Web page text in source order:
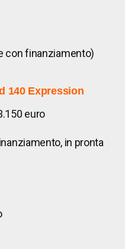
con finanziamento)
140 Expression
euro
in pronta